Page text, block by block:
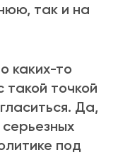
так и на
каких-то
такой точкой
Да,
под